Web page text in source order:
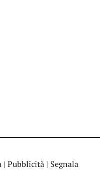
| Pubblicità | Segnala